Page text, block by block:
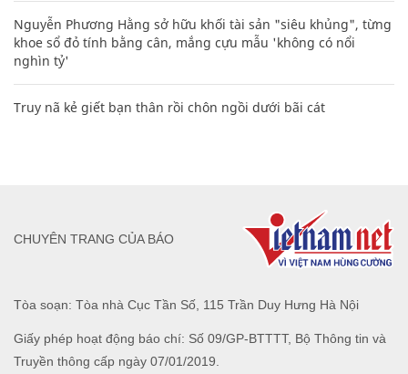
Nguyễn Phương Hằng sở hữu khối tài sản "siêu khủng", từng
khoe sổ đỏ tính bằng cân, mắng cựu mẫu 'không có nổi
nghìn tỷ'
Truy nã kẻ giết bạn thân rồi chôn ngồi dưới bãi cát
Tòa soạn: Tòa nhà Cục Tần Số, 115 Trần Duy Hưng Hà Nội
Giấy phép hoạt động báo chí: Số 09/GP-BTTTT, Bộ Thông tin và
Truyền thông cấp ngày 07/01/2019.
CHUYÊN TRANG CỦA BÁO